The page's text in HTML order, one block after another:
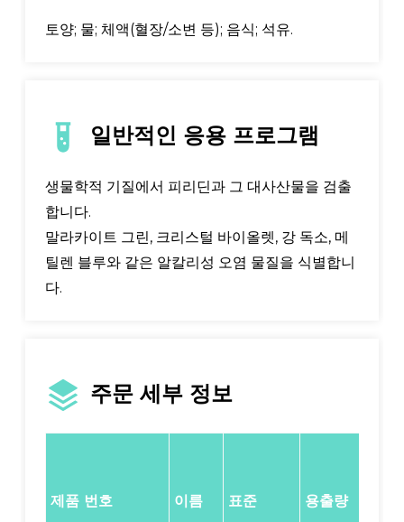
토양; 물; 체액(혈장/소변 등); 음식; 석유.
일반적인 응용 프로그램
생물학적 기질에서 피리딘과 그 대사산물을 검출
합니다.
말라카이트 그린, 크리스털 바이올렛, 강 독소, 메
틸렌 블루와 같은 알칼리성 오염 물질을 식별합니
다.
주문 세부 정보
제품 번호 이름 표준 용출량